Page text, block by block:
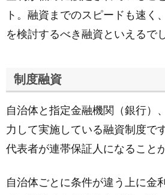
ト。融資までのスピードも速く
を検討するべき融資といえるで
制度融資
自治体と指定金融機関（銀行）
力して実施している融資制度で
代表者が連帯保証人になること
自治体ごとに条件が違う上に金